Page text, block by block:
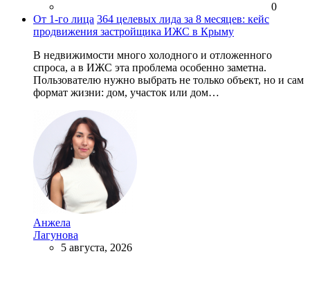
0
От 1-го лица 364 целевых лида за 8 месяцев: кейс
продвижения застройщика ИЖС в Крыму
В недвижимости много холодного и отложенного
спроса, а в ИЖС эта проблема особенно заметна.
Пользователю нужно выбрать не только объект, но и сам
формат жизни: дом, участок или дом…
Анжела
Лагунова
5 августа, 2026